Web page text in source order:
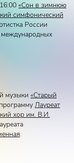
«Сон в зимнюю
симфонический
России
международных
музыки «Старый
Лауреат
хор им. В.И.
.